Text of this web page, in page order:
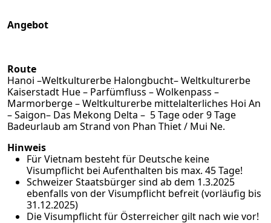
Angebot
Route
Hanoi –Weltkulturerbe Halongbucht– Weltkulturerbe
Kaiserstadt Hue – Parfümfluss – Wolkenpass –
Marmorberge – Weltkulturerbe mittelalterliches Hoi An
– Saigon– Das Mekong Delta – 5 Tage oder 9 Tage
Badeurlaub am Strand von Phan Thiet / Mui Ne.
Hinweis
Für Vietnam besteht für Deutsche keine
Visumpflicht bei Aufenthalten bis max. 45 Tage!
Schweizer Staatsbürger sind ab dem 1.3.2025
ebenfalls von der Visumpflicht befreit (vorläufig bis
31.12.2025)
Die Visumpflicht für Österreicher gilt nach wie vor!